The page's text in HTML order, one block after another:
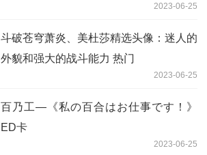
2023-06-25
斗破苍穹萧炎、美杜莎精选头像：迷人的
外貌和强大的战斗能力 热门
2023-06-25
百乃工—《私の百合はお仕事です！》
ED卡
2023-06-25